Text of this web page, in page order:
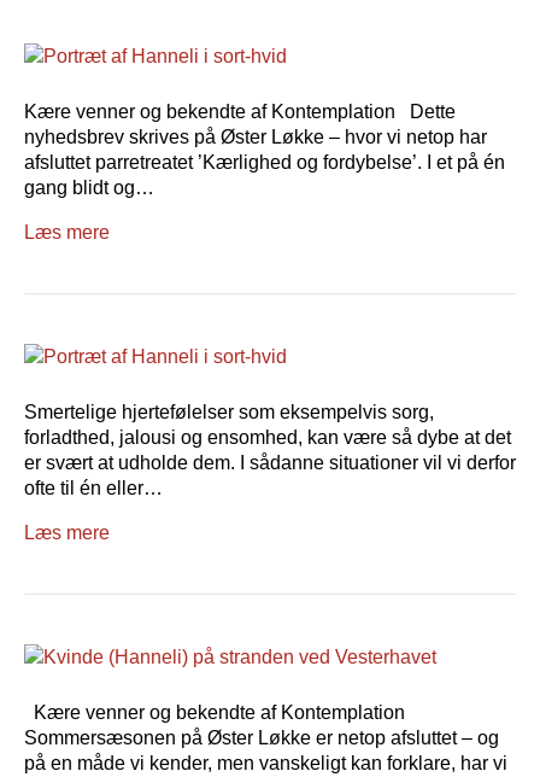
Kære venner og bekendte af Kontemplation Dette
nyhedsbrev skrives på Øster Løkke – hvor vi netop har
afsluttet parretreatet ’Kærlighed og fordybelse’. I et på én
gang blidt og…
Læs mere
Smertelige hjertefølelser som eksempelvis sorg,
forladthed, jalousi og ensomhed, kan være så dybe at det
er svært at udholde dem. I sådanne situationer vil vi derfor
ofte til én eller…
Læs mere
Kære venner og bekendte af Kontemplation
Sommersæsonen på Øster Løkke er netop afsluttet – og
på en måde vi kender, men vanskeligt kan forklare, har vi